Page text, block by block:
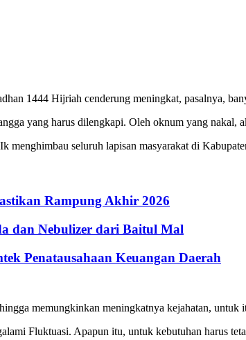
1444 Hijriah cenderung meningkat, pasalnya,
yang harus dilengkapi. Oleh oknum yang nakal,
seluruh lapisan masyarakat di
Rampung Akhir 2026
dan Nebulizer dari Baitul Mal
Penatausahaan Keuangan Daerah
memungkinkan meningkatnya kejahatan, untuk
Fluktuasi. Apapun itu, untuk kebutuhan harus